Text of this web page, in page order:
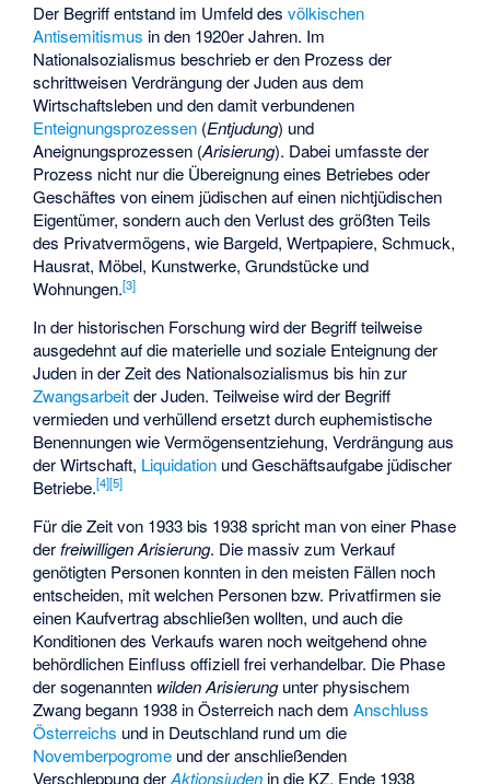
Der Begriff entstand im Umfeld desvölkischen
Antisemitismus in den 1920er Jahren. Im
Nationalsozialismus beschrieb er den Prozess der
schrittweisen Verdrängung der Juden aus dem
Wirtschaftsleben und den damit verbundenen
Enteignungsprozessen (Entjudung) und
Aneignungsprozessen (Arisierung). Dabei umfasste der
Prozess nicht nur die Übereignung eines Betriebes oder
Geschäftes von einem jüdischen auf einen nichtjüdischen
Eigentümer, sondern auch den Verlust des größten Teils
des Privatvermögens, wie Bargeld, Wertpapiere, Schmuck,
Hausrat, Möbel, Kunstwerke, Grundstücke und
Wohnungen.[3]
In der historischen Forschung wird der Begriff teilweise
ausgedehnt auf die materielle und soziale Enteignung der
Juden in der Zeit des Nationalsozialismus bis hin zur
Zwangsarbeitder Juden. Teilweise wird der Begriff
vermieden und verhüllend ersetzt durch euphemistische
Benennungen wie Vermögensentziehung, Verdrängung aus
der Wirtschaft, Liquidation und Geschäftsaufgabe jüdischer
Betriebe.[4][5]
Für die Zeit von 1933 bis 1938 spricht man von einer Phase
derfreiwilligen Arisierung. Die massiv zum Verkauf
genötigten Personen konnten in den meisten Fällen noch
entscheiden, mit welchen Personen bzw. Privatfirmen sie
einen Kaufvertrag abschließen wollten, und auch die
Konditionen des Verkaufs waren noch weitgehend ohne
behördlichen Einfluss offiziell frei verhandelbar. Die Phase
der sogenannten wilden Arisierungunter physischem
Zwang begann 1938 in Österreich nach demAnschluss
Österreichs und in Deutschland rund um die
Novemberpogrome und der anschließenden
Verschleppung derAktionsjuden in die KZ. Ende 1938